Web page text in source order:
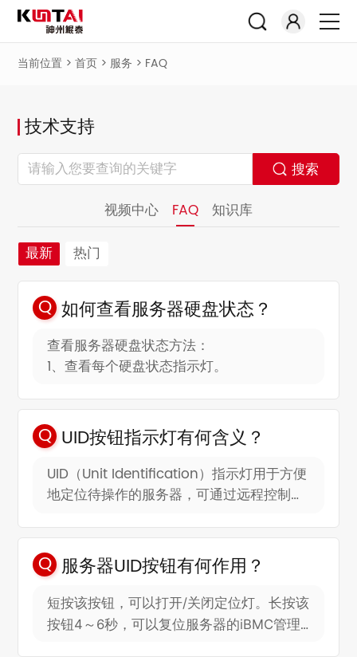
当前位置 >首页 >服务 > FAQ
技术支持
搜索
视频中心
FAQ
知识库
最新
热门
如何查看服务器硬盘状态？
查看服务器硬盘状态方法：
1、查看每个硬盘状态指示灯。
3、进入到RAID卡配置界面查看硬盘状态。
UID按钮指示灯有何含义？
UID（Unit Identification）指示灯用于方便
地定位待操作的服务器，可通过远程控制或
－灭：服务器未被定位。
长按UID按钮6秒钟，可复位服务器的iBMC
管理系统
服务器UID按钮有何作用？
短按该按钮，可以打开/关闭定位灯。长按该
按钮4～6秒，可以复位服务器的iBMC管理